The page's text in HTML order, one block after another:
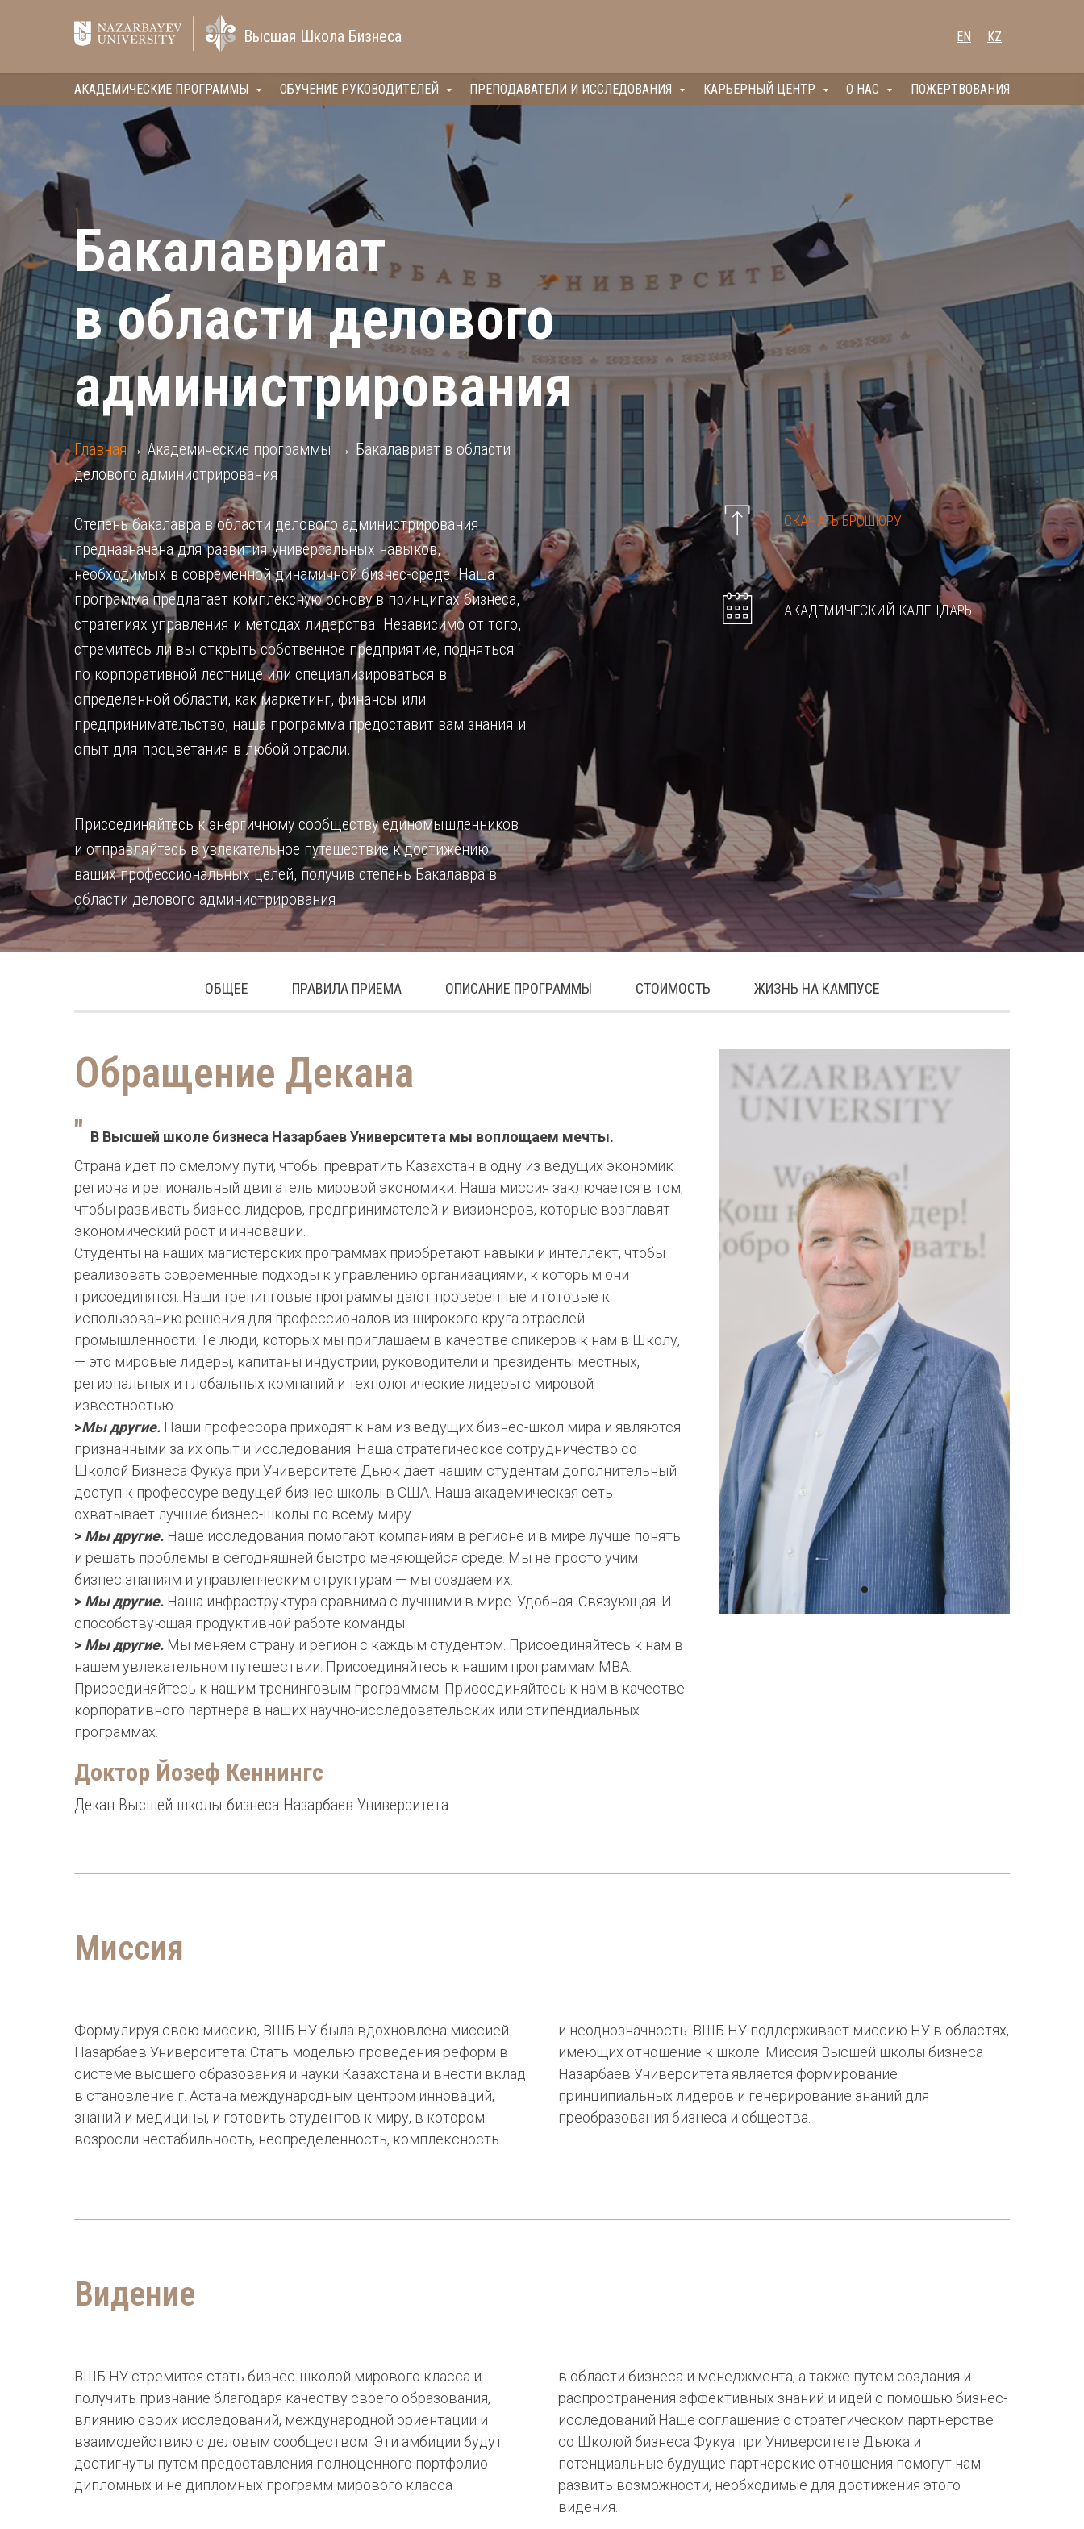
АКАДЕМИЧЕСКИЕ ПРОГРАММЫ ОБУЧЕНИЕ РУКОВОДИТЕЛЕЙ ПРЕПОДАВАТЕЛИ И ИССЛЕДОВАНИЯ КАРЬЕРНЫЙ ЦЕНТР О НАС ПОЖЕРТВОВАНИЯ
Высшая Школа Бизнеса EN KZ
Бакалавриат
в области делового
администрирования
Главная→ Академические программы → Бакалавриат в области
делового администрирования
Степень бакалавра в области делового администрирования
предназначена для развития универсальных навыков,
необходимых в современной динамичной бизнес-среде. Наша
программа предлагает комплексную основу в принципах бизнеса,
стратегиях управления и методах лидерства. Независимо от того,
стремитесь ли вы открыть собственное предприятие, подняться
по корпоративной лестнице или специализироваться в
определенной области, как маркетинг, финансы или
предпринимательство, наша программа предоставит вам знания и
опыт для процветания в любой отрасли.
Присоединяйтесь к энергичному сообществу единомышленников
и отправляйтесь в увлекательное путешествие к достижению
ваших профессиональных целей, получив степень Бакалавра в
области делового администрирования
СКАЧАТЬ БРОШЮРУ
АКАДЕМИЧЕСКИЙ КАЛЕНДАРЬ
ОБЩЕЕ ПРАВИЛА ПРИЕМА ОПИСАНИЕ ПРОГРАММЫ СТОИМОСТЬ ЖИЗНЬ НА КАМПУСЕ
Обращение Декана
" В Высшей школе бизнеса Назарбаев Университета мы воплощаем мечты.
Страна идет по смелому пути, чтобы превратить Казахстан в одну из ведущих экономик
региона и региональный двигатель мировой экономики. Наша миссия заключается в том,
чтобы развивать бизнес-лидеров, предпринимателей и визионеров, которые возглавят
экономический рост и инновации.
Студенты на наших магистерских программах приобретают навыки и интеллект, чтобы
реализовать современные подходы к управлению организациями, к которым они
присоединятся. Наши тренинговые программы дают проверенные и готовые к
использованию решения для профессионалов из широкого круга отраслей
промышленности. Те люди, которых мы приглашаем в качестве спикеров к нам в Школу,
— это мировые лидеры, капитаны индустрии, руководители и президенты местных,
региональных и глобальных компаний и технологические лидеры с мировой
известностью.
>Мы другие. Наши профессора приходят к нам из ведущих бизнес-школ мира и являются
признанными за их опыт и исследования. Наша стратегическое сотрудничество со
Школой Бизнеса Фукуа при Университете Дьюк дает нашим студентам дополнительный
доступ к профессуре ведущей бизнес школы в США. Наша академическая сеть
охватывает лучшие бизнес-школы по всему миру.
> Мы другие. Наше исследования помогают компаниям в регионе и в мире лучше понять
и решать проблемы в сегодняшней быстро меняющейся среде. Мы не просто учим
бизнес знаниям и управленческим структурам — мы создаем их.
> Мы другие. Наша инфраструктура сравнима с лучшими в мире. Удобная. Связующая. И
способствующая продуктивной работе команды.
> Мы другие. Мы меняем страну и регион с каждым студентом. Присоединяйтесь к нам в
нашем увлекательном путешествии. Присоединяйтесь к нашим программам МВА.
Присоединяйтесь к нашим тренинговым программам. Присоединяйтесь к нам в качестве
корпоративного партнера в наших научно-исследовательских или стипендиальных
программах.
Доктор Йозеф Кеннингс
Декан Высшей школы бизнеса Назарбаев Университета
Миссия
Формулируя свою миссию, ВШБ НУ была вдохновлена миссией
Назарбаев Университета: Стать моделью проведения реформ в
системе высшего образования и науки Казахстана и внести вклад
в становление г. Астана международным центром инноваций,
знаний и медицины, и готовить студентов к миру, в котором
возросли нестабильность, неопределенность, комплексность
и неоднозначность. ВШБ НУ поддерживает миссию НУ в областях,
имеющих отношение к школе. Миссия Высшей школы бизнеса
Назарбаев Университета является формирование
принципиальных лидеров и генерирование знаний для
преобразования бизнеса и общества.
Видение
ВШБ НУ стремится стать бизнес-школой мирового класса и
получить признание благодаря качеству своего образования,
влиянию своих исследований, международной ориентации и
взаимодействию с деловым сообществом. Эти амбиции будут
достигнуты путем предоставления полноценного портфолио
дипломных и не дипломных программ мирового класса
в области бизнеса и менеджмента, а также путем создания и
распространения эффективных знаний и идей с помощью бизнес-
исследований.Наше соглашение о стратегическом партнерстве
со Школой бизнеса Фукуа при Университете Дьюка и
потенциальные будущие партнерские отношения помогут нам
развить возможности, необходимые для достижения этого
видения.